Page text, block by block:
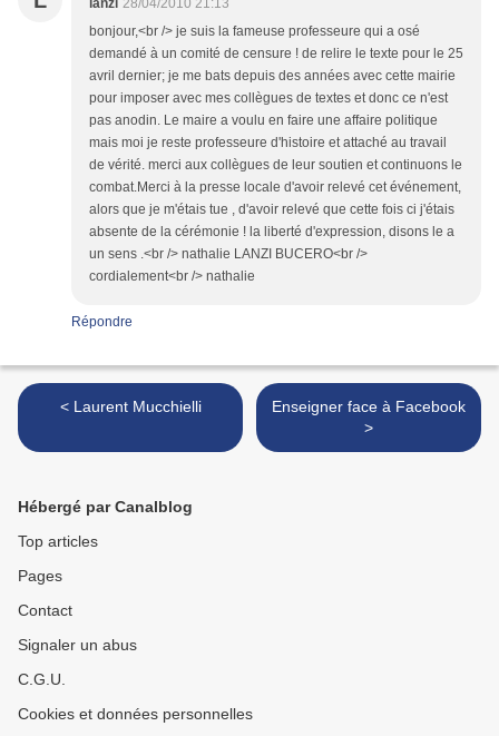
lanzi 28/04/2010 21:13
bonjour,<br /> je suis la fameuse professeure qui a osé
demandé à un comité de censure ! de relire le texte pour le 25
avril dernier; je me bats depuis des années avec cette mairie
pour imposer avec mes collègues de textes et donc ce n'est
pas anodin. Le maire a voulu en faire une affaire politique
mais moi je reste professeure d'histoire et attaché au travail
de vérité. merci aux collègues de leur soutien et continuons le
combat.Merci à la presse locale d'avoir relevé cet événement,
alors que je m'étais tue , d'avoir relevé que cette fois ci j'étais
absente de la cérémonie ! la liberté d'expression, disons le a
un sens .<br /> nathalie LANZI BUCERO<br />
cordialement<br /> nathalie
Répondre
< Laurent Mucchielli
Enseigner face à Facebook
>
Hébergé par Canalblog
Top articles
Pages
Contact
Signaler un abus
C.G.U.
Cookies et données personnelles